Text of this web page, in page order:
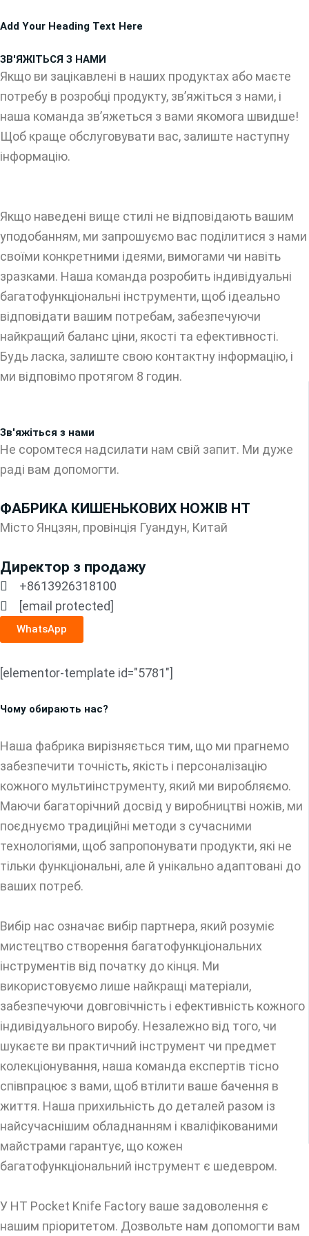
до
Add Your Heading Text Here
ЗВ'ЯЖІТЬСЯ З НАМИ
Якщо ви зацікавлені в наших продуктах або маєте
потребу в розробці продукту, зв’яжіться з нами, і
наша команда зв’яжеться з вами якомога швидше!
Щоб краще обслуговувати вас, залиште наступну
інформацію.
Якщо наведені вище стилі не відповідають вашим
уподобанням, ми запрошуємо вас поділитися з нами
своїми конкретними ідеями, вимогами чи навіть
зразками. Наша команда розробить індивідуальні
багатофункціональні інструменти, щоб ідеально
відповідати вашим потребам, забезпечуючи
найкращий баланс ціни, якості та ефективності.
Будь ласка, залиште свою контактну інформацію, і
ми відповімо протягом 8 годин.
Зв'яжіться з нами
Не соромтеся надсилати нам свій запит. Ми дуже
раді вам допомогти.
ФАБРИКА КИШЕНЬКОВИХ НОЖІВ HT
Місто Янцзян, провінція Гуандун, Китай
Директор з продажу
+8613926318100
[email protected]
WhatsApp
[elementor-template id="5781"]
Чому обирають нас?
Наша фабрика вирізняється тим, що ми прагнемо
забезпечити точність, якість і персоналізацію
кожного мультиінструменту, який ми виробляємо.
Маючи багаторічний досвід у виробництві ножів, ми
поєднуємо традиційні методи з сучасними
технологіями, щоб запропонувати продукти, які не
тільки функціональні, але й унікально адаптовані до
ваших потреб.
Вибір нас означає вибір партнера, який розуміє
мистецтво створення багатофункціональних
інструментів від початку до кінця. Ми
використовуємо лише найкращі матеріали,
забезпечуючи довговічність і ефективність кожного
індивідуального виробу. Незалежно від того, чи
шукаєте ви практичний інструмент чи предмет
колекціонування, наша команда експертів тісно
співпрацює з вами, щоб втілити ваше бачення в
життя. Наша прихильність до деталей разом із
найсучаснішим обладнанням і кваліфікованими
майстрами гарантує, що кожен
багатофункціональний інструмент є шедевром.
У HT Pocket Knife Factory ваше задоволення є
нашим пріоритетом. Дозвольте нам допомогти вам